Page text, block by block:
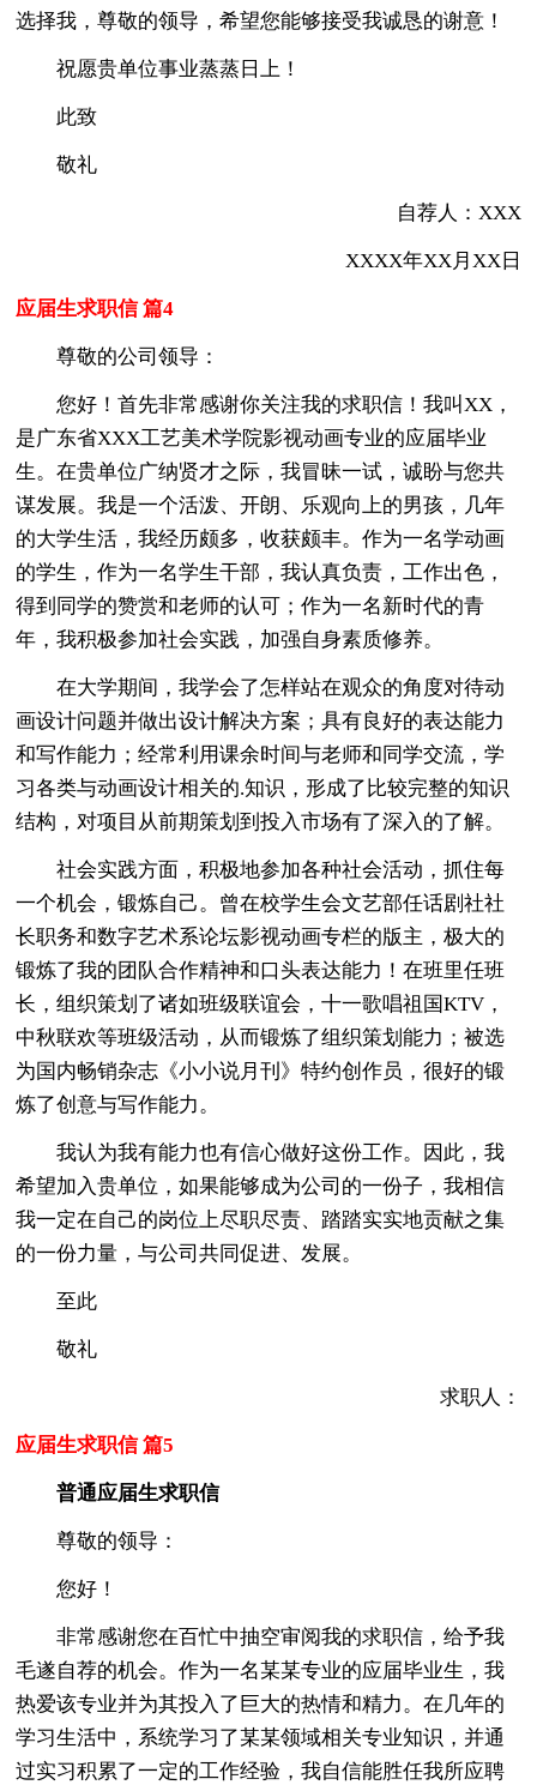
选择我，尊敬的领导，希望您能够接受我诚恳的谢意！
祝愿贵单位事业蒸蒸日上！
此致
敬礼
自荐人：XXX
XXXX年XX月XX日
应届生求职信 篇4
尊敬的公司领导：
您好！首先非常感谢你关注我的求职信！我叫XX，
是广东省XXX工艺美术学院影视动画专业的应届毕业
生。在贵单位广纳贤才之际，我冒昧一试，诚盼与您共
谋发展。我是一个活泼、开朗、乐观向上的男孩，几年
的大学生活，我经历颇多，收获颇丰。作为一名学动画
的学生，作为一名学生干部，我认真负责，工作出色，
得到同学的赞赏和老师的认可；作为一名新时代的青
年，我积极参加社会实践，加强自身素质修养。
在大学期间，我学会了怎样站在观众的角度对待动
画设计问题并做出设计解决方案；具有良好的表达能力
和写作能力；经常利用课余时间与老师和同学交流，学
习各类与动画设计相关的.知识，形成了比较完整的知识
结构，对项目从前期策划到投入市场有了深入的了解。
社会实践方面，积极地参加各种社会活动，抓住每
一个机会，锻炼自己。曾在校学生会文艺部任话剧社社
长职务和数字艺术系论坛影视动画专栏的版主，极大的
锻炼了我的团队合作精神和口头表达能力！在班里任班
长，组织策划了诸如班级联谊会，十一歌唱祖国KTV，
中秋联欢等班级活动，从而锻炼了组织策划能力；被选
为国内畅销杂志《小小说月刊》特约创作员，很好的锻
炼了创意与写作能力。
我认为我有能力也有信心做好这份工作。因此，我
希望加入贵单位，如果能够成为公司的一份子，我相信
我一定在自己的岗位上尽职尽责、踏踏实实地贡献之集
的一份力量，与公司共同促进、发展。
至此
敬礼
求职人：
应届生求职信 篇5
普通应届生求职信
尊敬的领导：
您好！
非常感谢您在百忙中抽空审阅我的求职信，给予我
毛遂自荐的机会。作为一名某某专业的应届毕业生，我
热爱该专业并为其投入了巨大的热情和精力。在几年的
学习生活中，系统学习了某某领域相关专业知识，并通
过实习积累了一定的工作经验，我自信能胜任我所应聘